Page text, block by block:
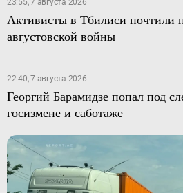
23:55, 7 августа 2026
Активисты в Тбилиси почтили
августовской войны
22:40, 7 августа 2026
Георгий Барамидзе попал под
госизмене и саботаже